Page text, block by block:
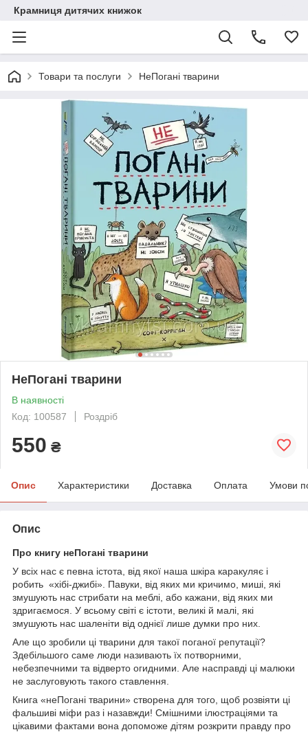
Крамниця дитячих книжок
Товари та послуги НеПогані тварини
НеПогані тварини
В наявності
Код: 100587
Роздріб
550 ₴
Опис Характеристики Доставка Оплата Умови
Опис
Про книгу неПогані тварини
У всіх нас є певна істота, від якої наша шкіра каракуляє і
робить «хібі-джибі». Павуки, від яких ми кричимо, миші, які
змушують нас стрибати на меблі, або кажани, від яких ми
здригаємося. У всьому світі є істоти, великі й малі, які
змушують нас шаленіти від однієї лише думки про них.
Але що зробили ці тварини для такої поганої репутації?
Здебільшого саме люди називають їх потворними,
небезпечними та відверто огидними. Але насправді ці малюки
не заслуговують такого ставлення.
Книга «неПогані тварини» створена для того, щоб розвіяти ці
фальшиві міфи раз і назавжди! Смішними ілюстраціями та
цікавими фактами вона допоможе дітям розкрити правду про